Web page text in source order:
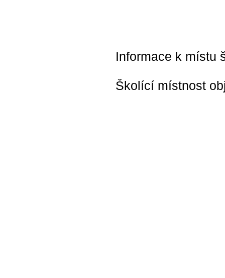
Informace k místu
Školící místnost